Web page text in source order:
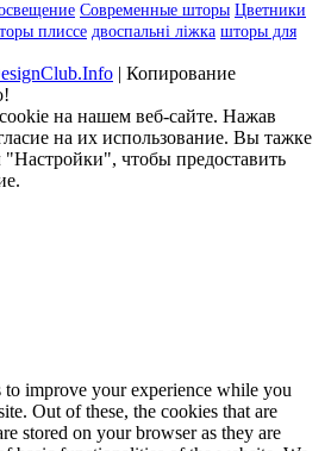
Современные шторы Цветники
плиссе двоспальні ліжка шторы для
| Копирование
на нашем веб-сайте. Нажав
на их использование. Вы тажке
"Настройки", чтобы предоставить
to improve your experience while you
Out of these, the cookies that are
stored on your browser as they are